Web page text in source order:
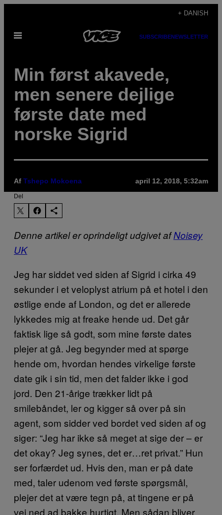
indhold
+ DANISH
Åbn
SUBSCRIBENEWSLETTER
Min først akavede,
men senere dejlige
første date med
norske Sigrid
Af Tshepo Mokoena april 12, 2018, 5:32am
Del
Denne artikel er oprindeligt udgivet afNoisey
UK
Jeg har siddet ved siden af Sigrid i cirka 49
sekunder i et veloplyst atrium på et hotel i den
østlige ende af London, og det er allerede
lykkedes mig at freake hende ud. Det går
faktisk lige så godt, som mine første dates
plejer at gå. Jeg begynder med at spørge
hende om, hvordan hendes virkelige første
date gik i sin tid, men det falder ikke i god
jord. Den 21-årige trækker lidt på
smilebåndet, ler og kigger så over på sin
agent, som sidder ved bordet ved siden af og
siger: “Jeg har ikke så meget at sige der – er
det okay? Jeg synes, det er…ret privat.” Hun
ser forfærdet ud. Hvis den, man er på date
med, taler udenom ved første spørgsmål,
plejer det at være tegn på, at tingene er på
vej ned ad bakke hurtigt. Men sådan bliver